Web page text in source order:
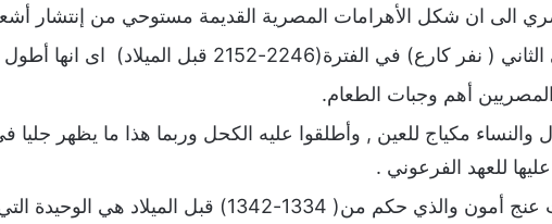
الى ان شكل الأهرامات المصرية القديمة مستوحي من إنتشار
2152 قبل الميلاد) اى انها أطول مدة في التاريخ 94 سنه.
المصريين أهم وجبات الطعام.
مكياج للعين , وأطلقوا عليه الكحل وربما هذا ما يظهر جليا
للعهد الفرعوني .
هل تعلم ان مقبرة توت عنج أمون والذي حكم من( 1334-1342)